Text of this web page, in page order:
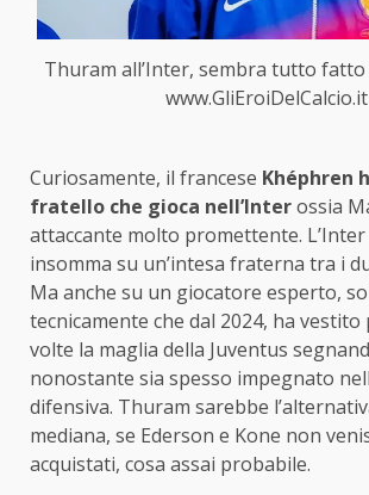
Thuram all’Inter, sembra tutto
www.GliEroiDelCalcio.it
Curiosamente, il francese Khéphren
fratello che gioca nell’Interossia
attaccante molto promettente.
insomma su un’intesa fraterna tra i
Ma anche su un giocatore esperto,
tecnicamente che dal 2024, ha vestito
volte la maglia della Juventus
nonostante sia spesso impegnato
difensiva. Thuram sarebbe
mediana, se Ederson e Kone non
acquistati, cosa assai probabile.